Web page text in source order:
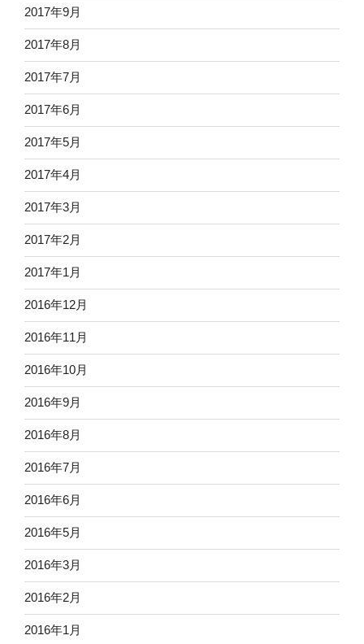
2017年9月
2017年8月
2017年7月
2017年6月
2017年5月
2017年4月
2017年3月
2017年2月
2017年1月
2016年12月
2016年11月
2016年10月
2016年9月
2016年8月
2016年7月
2016年6月
2016年5月
2016年3月
2016年2月
2016年1月